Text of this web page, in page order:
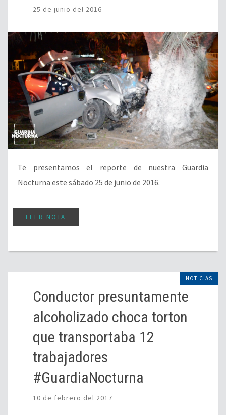
25 de junio del 2016
Te presentamos el reporte de nuestra Guardia
Nocturna este sábado 25 de junio de 2016.
LEER NOTA
NOTICIAS
Conductor presuntamente
alcoholizado choca torton
que transportaba 12
trabajadores
#GuardiaNocturna
10 de febrero del 2017